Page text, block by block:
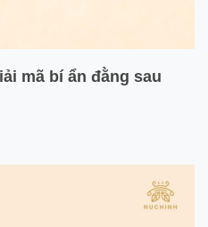
mã bí ẩn đằng sau